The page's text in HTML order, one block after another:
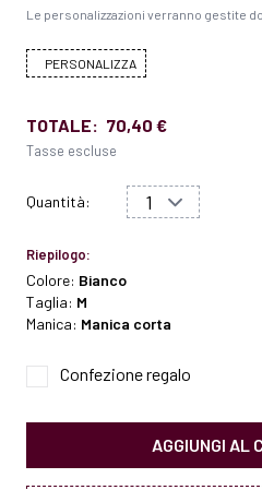
Le personalizzazioni verranno gestite
PERSONALIZZA
TOTALE: 70,40 €
Tasse escluse
Quantità:
Riepilogo:
Colore: Bianco
Taglia: M
Manica: Manica corta
Confezione regalo
AGGIUNGI AL